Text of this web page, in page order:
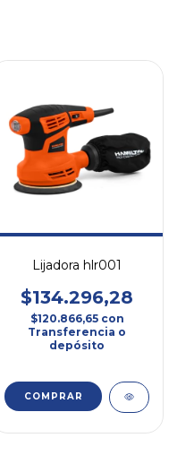
Lijadora hlr001
$134.296,28
$120.866,65 con
Transferencia o
depósito